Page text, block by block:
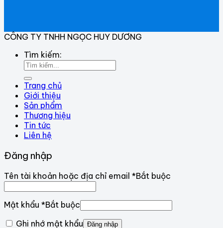
CÔNG TY TNHH NGỌC HUY DƯƠNG
Tìm kiếm:
Trang chủ
Giới thiệu
Sản phẩm
Thương hiệu
Tin tức
Liên hệ
Đăng nhập
Tên tài khoản hoặc địa chỉ email *Bắt buộc
Mật khẩu *Bắt buộc
Ghi nhớ mật khẩu Đăng nhập